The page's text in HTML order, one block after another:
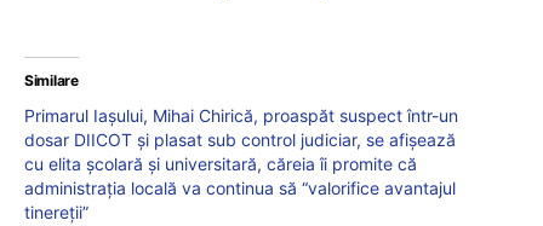
Similare
Primarul Iașului, Mihai Chirică, proaspăt suspect într-un
dosar DIICOT și plasat sub control judiciar, se afișează
cu elita școlară și universitară, căreia îi promite că
administrația locală va continua să “valorifice avantajul
tinereții”